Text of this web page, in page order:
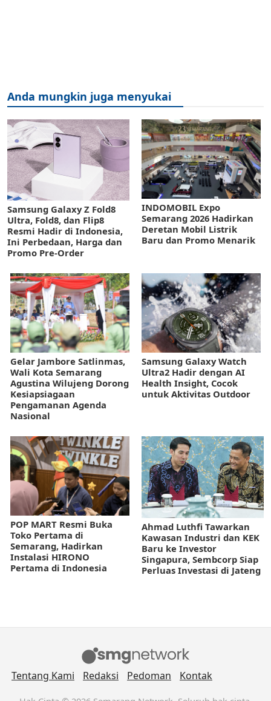
Anda mungkin juga menyukai
Samsung Galaxy Z Fold8
Ultra, Fold8, dan Flip8
Resmi Hadir di Indonesia,
Ini Perbedaan, Harga dan
Promo Pre-Order
INDOMOBIL Expo
Semarang 2026 Hadirkan
Deretan Mobil Listrik
Baru dan Promo Menarik
Gelar Jambore Satlinmas,
Wali Kota Semarang
Agustina Wilujeng Dorong
Kesiapsiagaan
Pengamanan Agenda
Nasional
Samsung Galaxy Watch
Ultra2 Hadir dengan AI
Health Insight, Cocok
untuk Aktivitas Outdoor
POP MART Resmi Buka
Toko Pertama di
Semarang, Hadirkan
Instalasi HIRONO
Pertama di Indonesia
Ahmad Luthfi Tawarkan
Kawasan Industri dan KEK
Baru ke Investor
Singapura, Sembcorp Siap
Perluas Investasi di Jateng
Tentang Kami Redaksi Pedoman Kontak